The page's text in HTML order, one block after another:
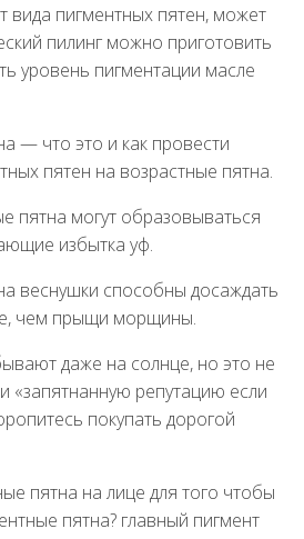
вида пигментных пятен, может
пилинг можно приготовить
уровень пигментации масле
— что это и как провести
пятен на возрастные пятна.
пятна могут образовываться
избытка уф.
веснушки способны досаждать
чем прыщи морщины.
даже на солнце, но это не
«запятнанную репутацию если
покупать дорогой
пятна на лице для того чтобы
пятна? главный пигмент